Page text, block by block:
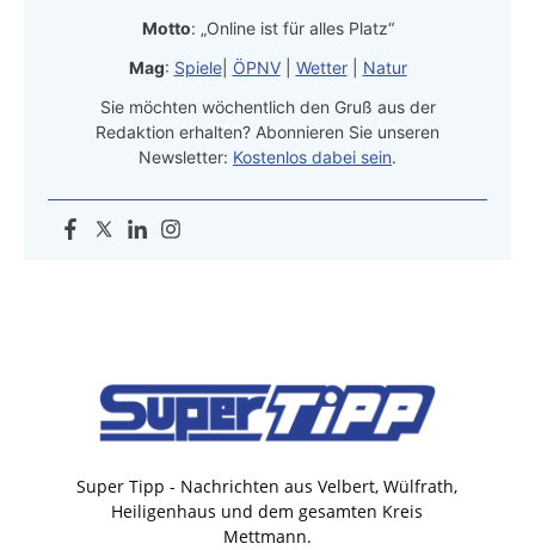
Motto: „Online ist für alles Platz“
Mag: Spiele| ÖPNV| Wetter| Natur
Sie möchten wöchentlich den Gruß aus der
Redaktion erhalten? Abonnieren Sie unseren
Newsletter: Kostenlos dabei sein.
Super Tipp - Nachrichten aus Velbert, Wülfrath,
Heiligenhaus und dem gesamten Kreis
Mettmann.